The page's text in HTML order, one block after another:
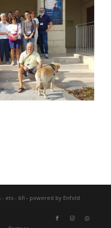
ets - bfi- powered by Enfold